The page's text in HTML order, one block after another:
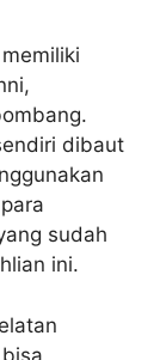
dibaut
sudah
ini.